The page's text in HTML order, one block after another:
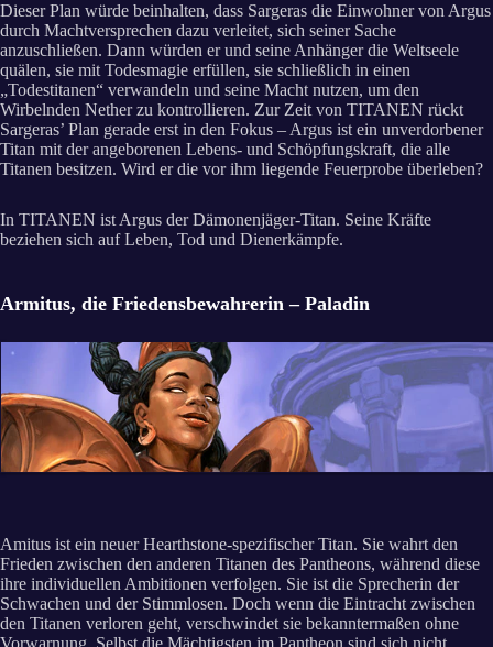
Dieser Plan würde beinhalten, dass Sargeras die Einwohner von Argus
durch Machtversprechen dazu verleitet, sich seiner Sache
anzuschließen. Dann würden er und seine Anhänger die Weltseele
quälen, sie mit Todesmagie erfüllen, sie schließlich in einen
„Todestitanen“ verwandeln und seine Macht nutzen, um den
Wirbelnden Nether zu kontrollieren. Zur Zeit von TITANEN rückt
Sargeras’ Plan gerade erst in den Fokus – Argus ist ein unverdorbener
Titan mit der angeborenen Lebens- und Schöpfungskraft, die alle
Titanen besitzen. Wird er die vor ihm liegende Feuerprobe überleben?
In TITANEN ist Argus der Dämonenjäger-Titan. Seine Kräfte
beziehen sich auf Leben, Tod und Dienerkämpfe.
Armitus, die Friedensbewahrerin – Paladin
Amitus ist ein neuer Hearthstone-spezifischer Titan. Sie wahrt den
Frieden zwischen den anderen Titanen des Pantheons, während diese
ihre individuellen Ambitionen verfolgen. Sie ist die Sprecherin der
Schwachen und der Stimmlosen. Doch wenn die Eintracht zwischen
den Titanen verloren geht, verschwindet sie bekanntermaßen ohne
Vorwarnung. Selbst die Mächtigsten im Pantheon sind sich nicht